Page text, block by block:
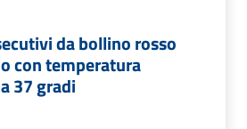
da bollino rosso
con temperatura
37 gradi